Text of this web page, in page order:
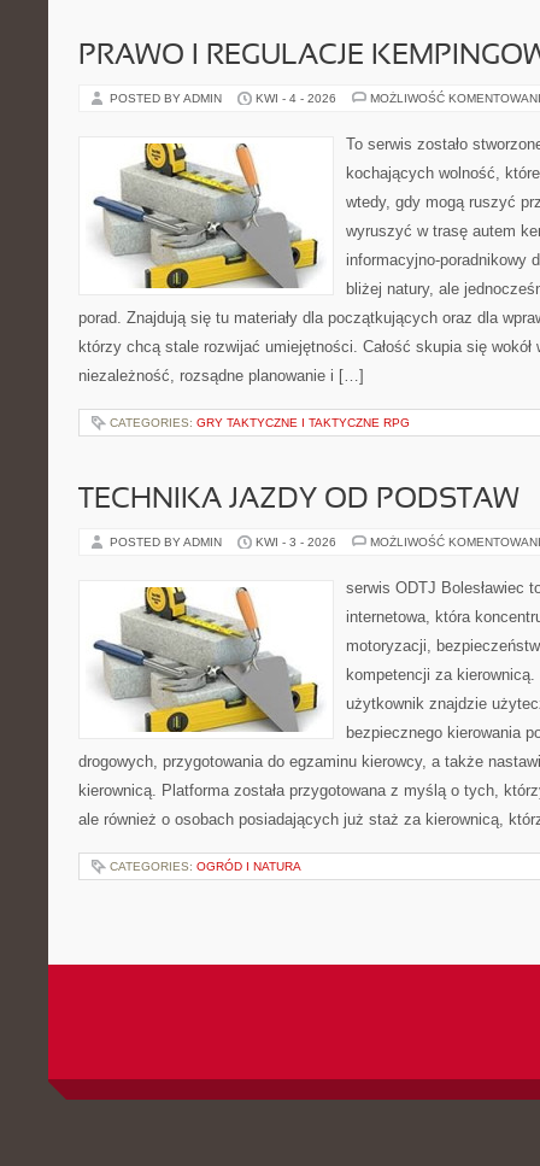
PRAWO I REGULACJE
POSTED BY ADMIN KWI - 4 - 2026 MOŻLIWOŚĆ
To serwis zostało
kochających wolność,
wtedy, gdy mogą ruszyć
wyruszyć w trasę autem
informacyjno-poradnikowy
bliżej natury, ale
porad. Znajdują się tu materiały dla początkujących oraz dla
którzy chcą stale rozwijać umiejętności. Całość skupia się
niezależność, rozsądne planowanie i […]
CATEGORIES: GRY TAKTYCZNE I TAKTYCZNE RPG
TECHNIKA JAZDY OD PODSTAW
POSTED BY ADMIN KWI - 3 - 2026 MOŻLIWOŚĆ
serwis ODTJ Bolesławiec
internetowa, która
motoryzacji,
kompetencji za
użytkownik znajdzie
bezpiecznego kierowania
drogowych, przygotowania do egzaminu kierowcy, a także
kierownicą. Platforma została przygotowana z myślą o tych,
ale również o osobach posiadających już staż za kierownicą,
CATEGORIES: OGRÓD I NATURA